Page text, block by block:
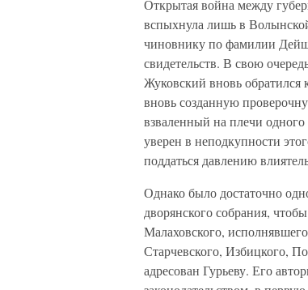
Открытая война между
вспыхнула лишь в
чиновнику по фамилии
свидетельств. В свою
Жуковский вновь обратился
вновь созданную
взваленный на плечи
уверен в неподкупности
поддаться давлению
Однако было достаточно
дворянского собрания,
Малаховского,
Старчевского, Избицкого,
адресован Гурьеву. Его